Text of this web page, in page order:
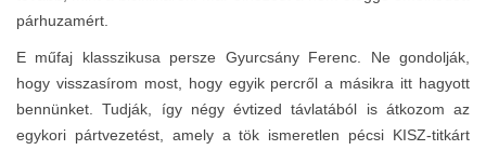
párhuzamért.
E műfaj klasszikusa persze Gyurcsány Ferenc. Ne gondolják,
hogy visszasírom most, hogy egyik percről a másikra itt hagyott
bennünket. Tudják, így négy évtized távlatából is átkozom az
egykori pártvezetést, amely a tök ismeretlen pécsi KISZ-titkárt